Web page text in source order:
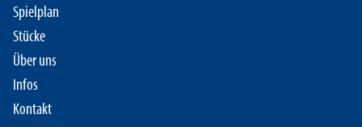
Spielplan
Stücke
Über uns
Infos
Kontakt